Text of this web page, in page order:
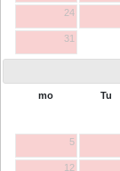
24
31
mo Tu
5
12